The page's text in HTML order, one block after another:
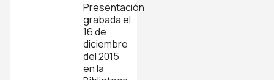
Presentación
grabada el
16 de
diciembre
del 2015
en la